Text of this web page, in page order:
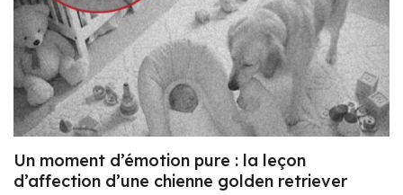
Un moment d’émotion pure : la leçon
d’affection d’une chienne golden retriever